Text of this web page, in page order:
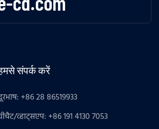
संपर्क करें
+86 28 86519933
व्हाट्सएप: +86 191 4130 7053